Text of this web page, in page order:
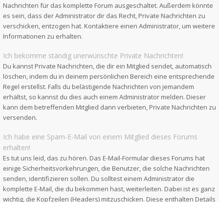
Nachrichten für das komplette Forum ausgeschaltet. Außerdem könnte
es sein, dass der Administrator dir das Recht, Private Nachrichten zu
verschicken, entzogen hat. Kontaktiere einen Administrator, um weitere
Informationen zu erhalten.
Ich bekomme ständig unerwünschte Private Nachrichten!
Du kannst Private Nachrichten, die dir ein Mitglied sendet, automatisch
löschen, indem du in deinem persönlichen Bereich eine entsprechende
Regel erstellst. Falls du belästigende Nachrichten von jemandem
erhältst, so kannst du dies auch einem Administrator melden. Dieser
kann dem betreffenden Mitglied dann verbieten, Private Nachrichten zu
versenden.
Ich habe eine Spam-E-Mail von einem Mitglied dieses Forums
erhalten!
Es tut uns leid, das zu hören. Das E-Mail-Formular dieses Forums hat
einige Sicherheitsvorkehrungen, die Benutzer, die solche Nachrichten
senden, identifizieren sollen. Du solltest einem Administrator die
komplette E-Mail, die du bekommen hast, weiterleiten. Dabei ist es ganz
wichtig, die Kopfzeilen (Headers) mitzuschicken. Diese enthalten Details